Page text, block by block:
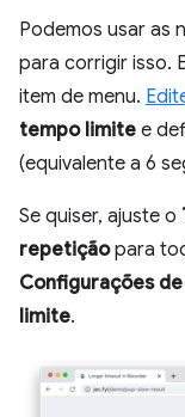
Podemos usar as
para corrigir isso.
item de menu.
tempo limite e
(equivalente a 6
Se quiser, ajuste o
repetiçãopara
Configurações
limite.